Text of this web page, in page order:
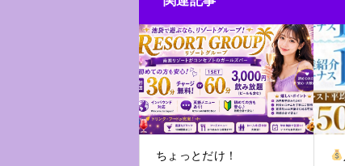
ちょっとだけ！